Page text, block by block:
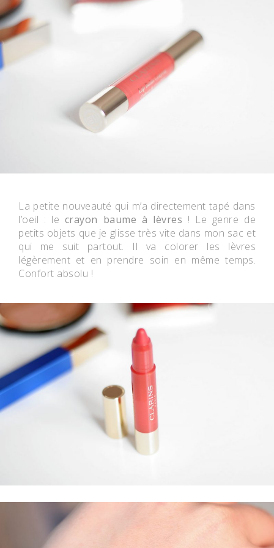
La petite nouveauté qui m’a directement tapé dans
l’oeil : le crayon baume à lèvres ! Le genre de
petits objets que je glisse très vite dans mon sac et
qui me suit partout. Il va colorer les lèvres
légèrement et en prendre soin en même temps.
Confort absolu !